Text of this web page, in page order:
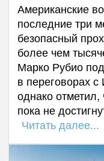
Американские
последние три
безопасный
более чем
Марко Рубио
в переговорах
однако
пока не
Читать далее...